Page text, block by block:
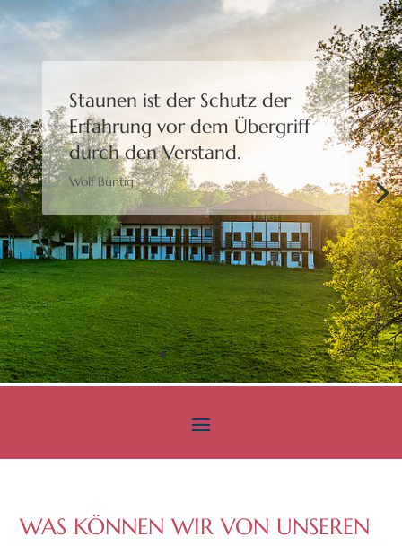
Staunen ist der Schutz der
Erfahrung vor dem Übergriff
durch den Verstand.
Wolf Büntig
WAS KÖNNEN WIR VON UNSEREN